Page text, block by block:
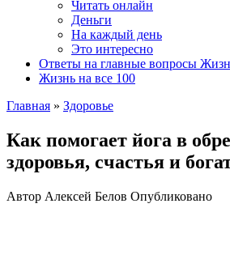
Читать онлайн
Деньги
На каждый день
Это интересно
Ответы на главные вопросы
Жизнь на все 100
Главная » Здоровье
Как помогает йога в
здоровья, счастья и
Автор Алексей Белов Опубликовано